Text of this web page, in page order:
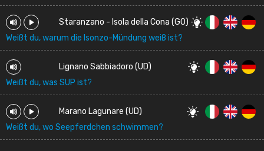
Staranzano - Isola della Cona (GO)
Weißt du, warum die Isonzo-Mündung weiß ist?
Lignano Sabbiadoro (UD)
Weißt du, was SUP ist?
Marano Lagunare (UD)
Weißt du, wo Seepferdchen schwimmen?